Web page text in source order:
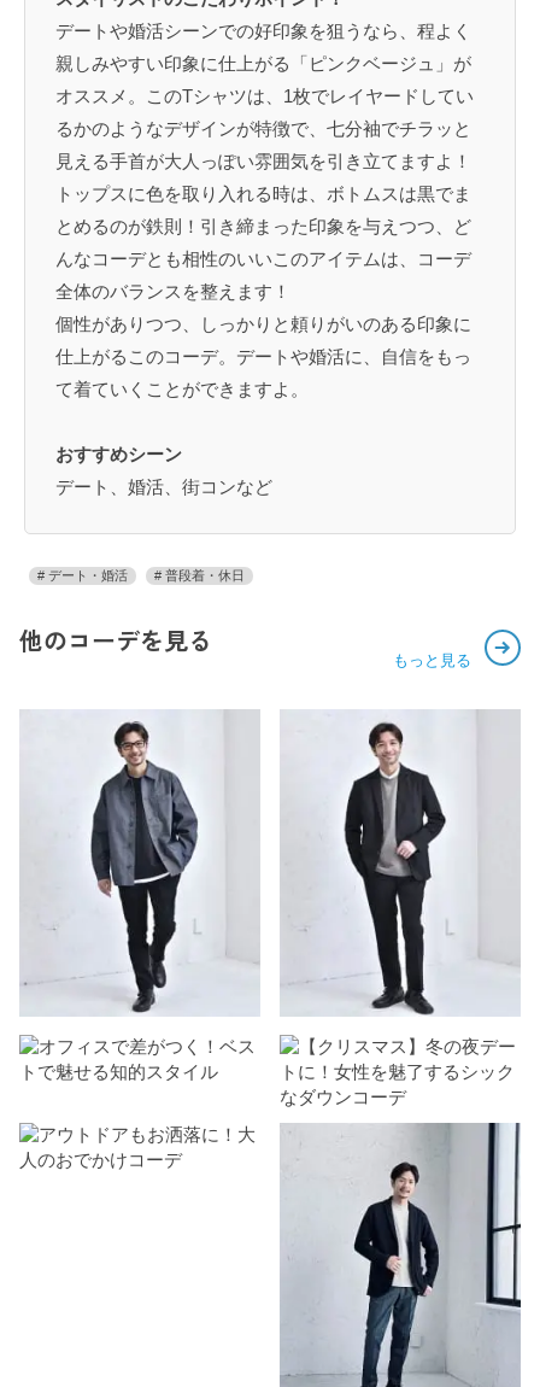
デートや婚活シーンでの好印象を狙うなら、程よく
親しみやすい印象に仕上がる「ピンクベージュ」が
オススメ。このTシャツは、1枚でレイヤードしてい
るかのようなデザインが特徴で、七分袖でチラッと
見える手首が大人っぽい雰囲気を引き立てますよ！
トップスに色を取り入れる時は、ボトムスは黒でま
とめるのが鉄則！引き締まった印象を与えつつ、ど
んなコーデとも相性のいいこのアイテムは、コーデ
全体のバランスを整えます！
個性がありつつ、しっかりと頼りがいのある印象に
仕上がるこのコーデ。デートや婚活に、自信をもっ
て着ていくことができますよ。
おすすめシーン
デート、婚活、街コンなど
デート・婚活 普段着・休日
他のコーデを見る
もっと見る